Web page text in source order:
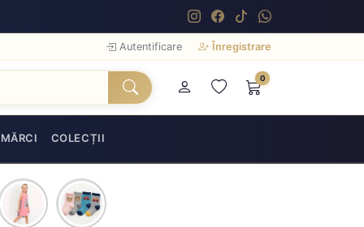
Autentificare Înregistrare
0
MĂRCI COLECȚII